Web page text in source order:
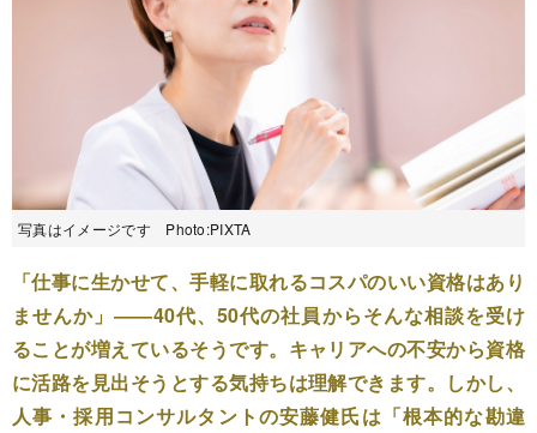
写真はイメージです Photo:PIXTA
「仕事に生かせて、手軽に取れるコスパのいい資格はあり
ませんか」――40代、50代の社員からそんな相談を受け
ることが増えているそうです。キャリアへの不安から資格
に活路を見出そうとする気持ちは理解できます。しかし、
人事・採用コンサルタントの安藤健氏は「根本的な勘違